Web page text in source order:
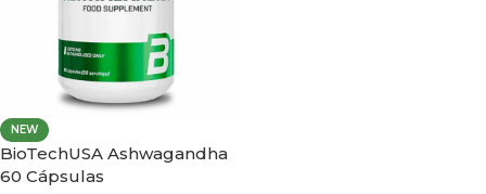
NEW
BioTechUSA Ashwagandha
60 Cápsulas